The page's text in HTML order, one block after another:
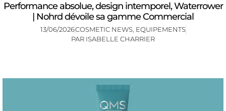
Performance absolue, design intemporel, Waterrower
| Nohrd dévoile sa gamme Commercial
13/06/2026COSMETIC NEWS, EQUIPEMENTS
PAR ISABELLE CHARRIER